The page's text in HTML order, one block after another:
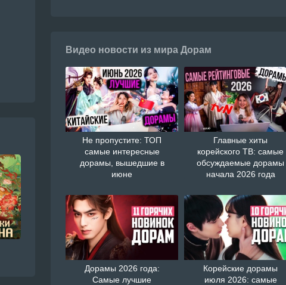
Видео новости из мира Дорам
Не пропустите: ТОП
самые интересные
дорамы, вышедшие в
июне
Главные хиты
корейского ТВ: самые
обсуждаемые дорамы
начала 2026 года
Дорамы 2026 года:
Самые лучшие
Корейские дорамы
июля 2026: самые